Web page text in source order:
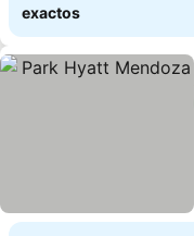
exactos